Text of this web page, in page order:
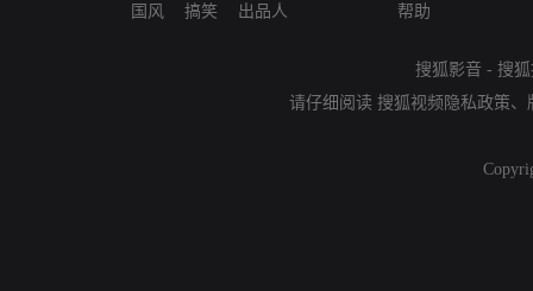
国风
搞笑
出品人
帮助
搜狐影音 - 搜
请仔细阅读 搜狐视频隐私政策、